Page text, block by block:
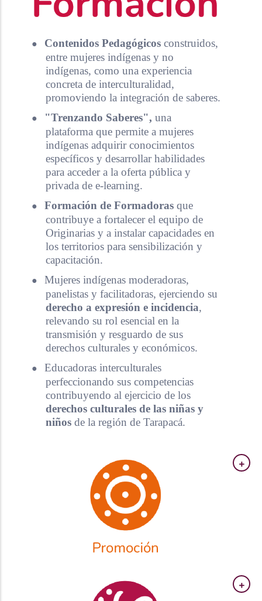
● Contenidos Pedagógicos construidos,
entre mujeres indígenas y no
indígenas, como una experiencia
concreta de interculturalidad,
promoviendo la integración de saberes.
● "Trenzando Saberes", una
plataforma que permite a mujeres
indígenas adquirir conocimientos
específicos y desarrollar habilidades
para acceder a la oferta pública y
privada de e-learning.
● Formación de Formadoras que
contribuye a fortalecer el equipo de
Originarias y a instalar capacidades en
los territorios para sensibilización y
capacitación.
●
Mujeres indígenas moderadoras,
panelistas y facilitadoras, ejerciendo su
derecho a expresión e incidencia,
relevando su rol esencial en la
transmisión y resguardo de sus
derechos culturales y económicos.
●
Educadoras interculturales
perfeccionando sus competencias
contribuyendo al ejercicio de los
derechos culturales de las niñas y
niños de la región de Tarapacá.